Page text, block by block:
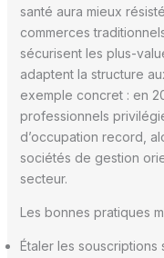
santé aura mieux
commerces
sécurisent les plus-
adaptent la structure
exemple concret : en
professionnels
d’occupation record,
sociétés de gestion
secteur.
Les bonnes pratiques
Étaler les souscriptions